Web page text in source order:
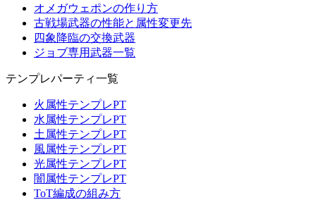
オメガウェポンの作り方
古戦場武器の性能と属性変更先
四象降臨の交換武器
ジョブ専用武器一覧
テンプレパーティ一覧
火属性テンプレPT
水属性テンプレPT
土属性テンプレPT
風属性テンプレPT
光属性テンプレPT
闇属性テンプレPT
ToT編成の組み方